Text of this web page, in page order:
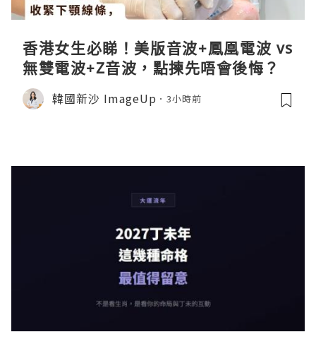
香港女生必睇！美版音波+鳳凰電波 vs
無雙電波+Z音波，點揀先唔會後悔？
韓國新沙 ImageUp 3小時前